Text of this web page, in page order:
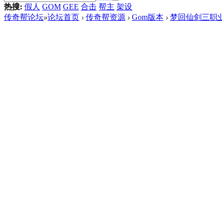
热搜: 假人 GOM GEE 合击 帮主 架设
传奇帮论坛»论坛首页 › 传奇帮资源 › Gom版本 › 梦回仙剑三职